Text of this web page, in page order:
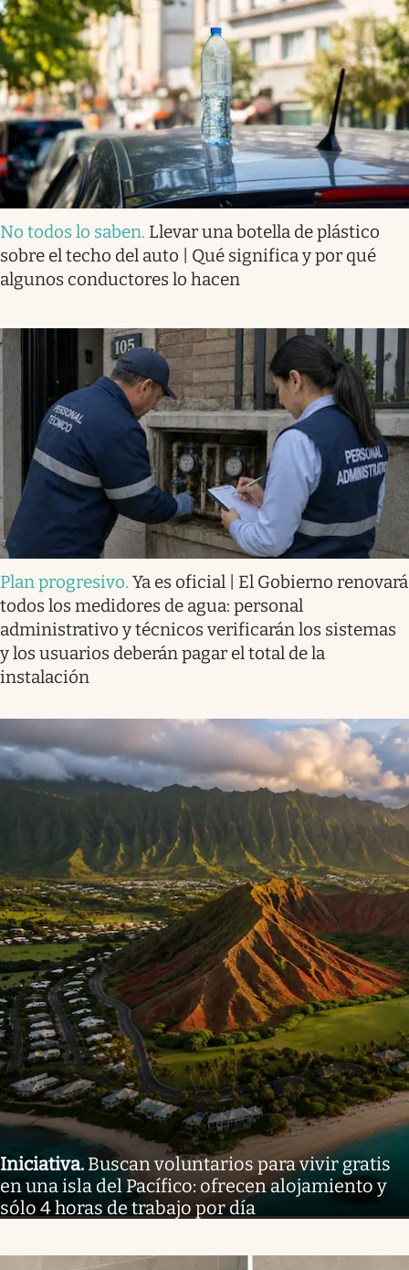
No todos lo saben. Llevar una botella de plástico
sobre el techo del auto | Qué significa y por qué
algunos conductores lo hacen
Plan progresivo. Ya es oficial | El Gobierno renovará
todos los medidores de agua: personal
administrativo y técnicos verificarán los sistemas
y los usuarios deberán pagar el total de la
instalación
Iniciativa. Buscan voluntarios para vivir gratis
en una isla del Pacífico: ofrecen alojamiento y
sólo 4 horas de trabajo por día